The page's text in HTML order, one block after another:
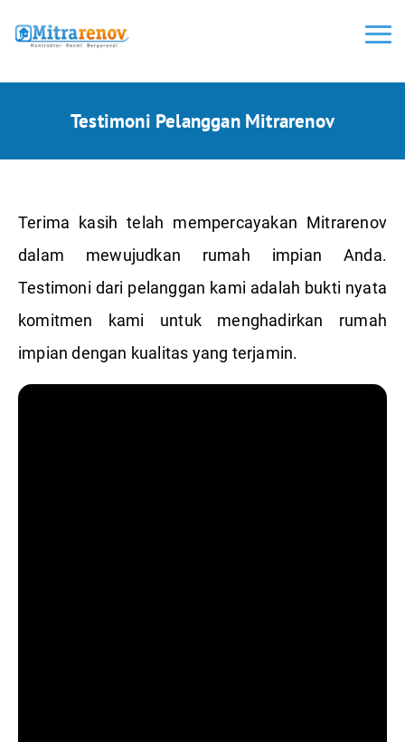
Testimoni Pelanggan Mitrarenov
Terima kasih telah mempercayakan Mitrarenov
dalam mewujudkan rumah impian Anda.
Testimoni dari pelanggan kami adalah bukti nyata
komitmen kami untuk menghadirkan rumah
impian dengan kualitas yang terjamin.